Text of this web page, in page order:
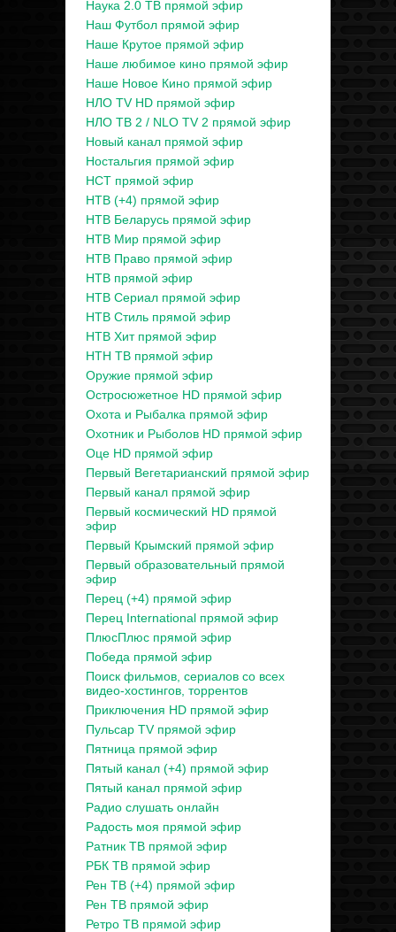
Наука 2.0 ТВ прямой эфир
Наш Футбол прямой эфир
Наше Крутое прямой эфир
Наше любимое кино прямой эфир
Наше Новое Кино прямой эфир
НЛО TV HD прямой эфир
НЛО ТВ 2 / NLO TV 2 прямой эфир
Новый канал прямой эфир
Ностальгия прямой эфир
НСТ прямой эфир
НТВ (+4) прямой эфир
НТВ Беларусь прямой эфир
НТВ Мир прямой эфир
НТВ Право прямой эфир
НТВ прямой эфир
НТВ Сериал прямой эфир
НТВ Стиль прямой эфир
НТВ Хит прямой эфир
НТН ТВ прямой эфир
Оружие прямой эфир
Остросюжетное HD прямой эфир
Охота и Рыбалка прямой эфир
Охотник и Рыболов HD прямой эфир
Оце HD прямой эфир
Первый Вегетарианский прямой эфир
Первый канал прямой эфир
Первый космический HD прямой
эфир
Первый Крымский прямой эфир
Первый образовательный прямой
эфир
Перец (+4) прямой эфир
Перец International прямой эфир
ПлюсПлюс прямой эфир
Победа прямой эфир
Поиск фильмов, сериалов со всех
видео-хостингов, торрентов
Приключения HD прямой эфир
Пульсар TV прямой эфир
Пятница прямой эфир
Пятый канал (+4) прямой эфир
Пятый канал прямой эфир
Радио слушать онлайн
Радость моя прямой эфир
Ратник ТВ прямой эфир
РБК ТВ прямой эфир
Рен ТВ (+4) прямой эфир
Рен ТВ прямой эфир
Ретро ТВ прямой эфир